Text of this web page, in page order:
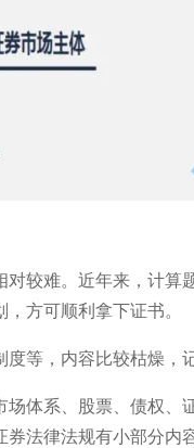
较难。近年来，计算
方可顺利拿下证书。
度等，内容比较枯燥，
场体系、股票、债权、
法律法规有小部分内